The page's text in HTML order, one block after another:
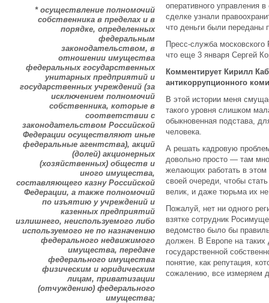
* осуществление полномочий
собственника в пределах и в
порядке, определенных
федеральным
законодательством, в
отношении имущества
федеральных государственных
унитарных предприятий и
государственных учреждений (за
исключением полномочий
собственника, которые в
соответствии с
законодательством Российской
Федерации осуществляют иные
федеральные агентства), акций
(долей) акционерных
(хозяйственных) обществ и
иного имущества,
составляющего казну Российской
Федерации, а также полномочий
по изъятию у учреждений и
казенных предприятий
излишнего, неиспользуемого либо
используемого не по назначению
федерального недвижимого
имущества, передаче
федерального имущества
физическим и юридическим
лицам, приватизации
(отчуждению) федерального
имущества;
оперативного управления
сделке узнали
что деньги были переданы
Пресс-служба
что еще 3 января Сергей
Комментирует Кирилл
антикоррупционного
В этой истории меня
такого уровня слишком
обыкновенная подстава,
человека.
А решать кадровую
довольно просто — там
желающих работать в
своей очереди, чтобы
велик, и даже тюрьма их не
Пожалуй, нет ни одного
взятке сотрудник
ведомство было бы
должен. В Европе на таких
государственной
понятие, как репутация,
сожалению, все измеряем